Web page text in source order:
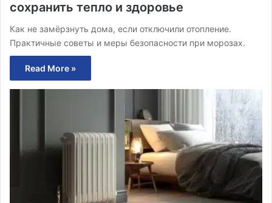
сохранить тепло и здоровье
Как не замёрзнуть дома, если отключили отопление.
Практичные советы и меры безопасности при морозах.
Read More »